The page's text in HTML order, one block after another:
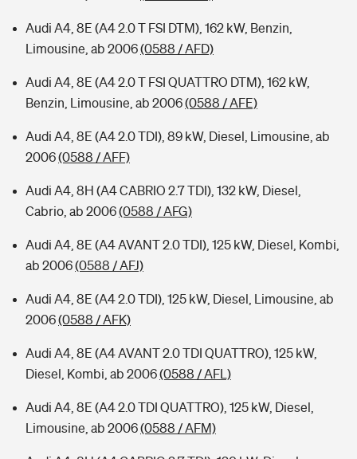
Audi A4, 8E (A4 2.0 T FSI DTM), 162 kW, Benzin,
Limousine, ab 2006(0588 / AFD)
Audi A4, 8E (A4 2.0 T FSI QUATTRO DTM), 162 kW,
Benzin, Limousine, ab 2006(0588 / AFE)
Audi A4, 8E (A4 2.0 TDI), 89 kW, Diesel, Limousine, ab
2006(0588 / AFF)
Audi A4, 8H (A4 CABRIO 2.7 TDI), 132 kW, Diesel,
Cabrio, ab 2006(0588 / AFG)
Audi A4, 8E (A4 AVANT 2.0 TDI), 125 kW, Diesel, Kombi,
ab 2006(0588 / AFJ)
Audi A4, 8E (A4 2.0 TDI), 125 kW, Diesel, Limousine, ab
2006(0588 / AFK)
Audi A4, 8E (A4 AVANT 2.0 TDI QUATTRO), 125 kW,
Diesel, Kombi, ab 2006(0588 / AFL)
Audi A4, 8E (A4 2.0 TDI QUATTRO), 125 kW, Diesel,
Limousine, ab 2006(0588 / AFM)